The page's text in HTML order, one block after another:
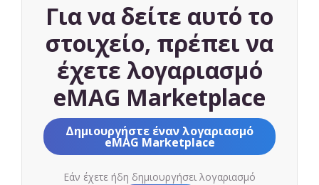
Για να δείτε αυτό το
στοιχείο, πρέπει να
έχετε λογαριασμό
eMAG Marketplace
Δημιουργήστε έναν λογαριασμό
eMAG Marketplace
Εάν έχετε ήδη δημιουργήσει λογαριασμό